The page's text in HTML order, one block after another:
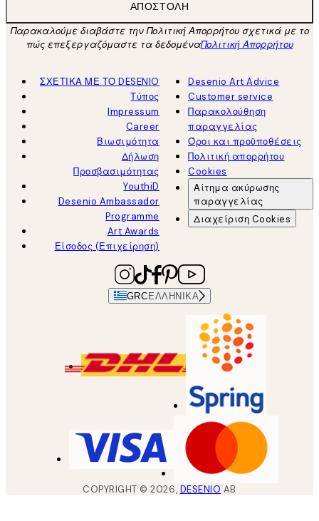
ΑΠΟΣΤΟΛΉ
Παρακαλούμε διαβάστε την Πολιτική Απορρήτου σχετικά με το
πώς επεξεργαζόμαστε τα δεδομέναΠολιτική Απορρήτου
ΣΧΕΤΙΚΑ ΜΕ ΤΟ DESENIO
Τύπος
Impressum
Career
Βιωσιμότητα
Δήλωση
Προσβασιμότητας
YouthiD
Desenio Ambassador
Programme
Art Awards
Είσοδος (Επιχείρηση)
Desenio Art Advice
Customer service
Παρακολούθηση
παραγγελίας
Όροι και προϋποθέσεις
Πολιτική απορρήτου
Cookies
Αίτημα ακύρωσης
παραγγελίας
Διαχείριση Cookies
GRCΕΛΛΗΝΙΚΆ
COPYRIGHT ©2026, DESENIO AB